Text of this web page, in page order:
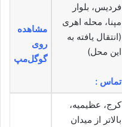
فردیس، بلوار
مپنا، محله اهری
(انتقال یافته به
این محل)
تماس :
مشاهده
روی
گوگل‌مپ
کرج، عظیمیه،
بالاتر از میدان